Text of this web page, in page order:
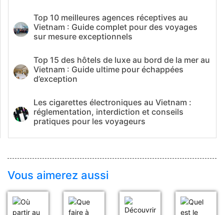
Top 10 meilleures agences réceptives au
Vietnam : Guide complet pour des voyages
sur mesure exceptionnels
Top 15 des hôtels de luxe au bord de la mer au
Vietnam : Guide ultime pour échappées
d’exception
Les cigarettes électroniques au Vietnam :
réglementation, interdiction et conseils
pratiques pour les voyageurs
Vous aimerez aussi